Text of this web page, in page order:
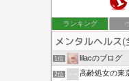
ランキング
1位 lilacのブログ
2位 高齢処女の東